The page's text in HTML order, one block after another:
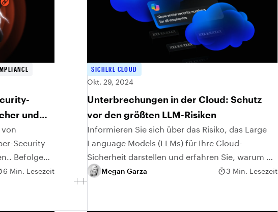
und
Security
Befolgen
Security,
6 Min. Lesezeit
SICHERE CLOUD
Okt. 29, 2024
Unterbrechungen in der Cloud: Schutz
vor den größten LLM-Risiken
Informieren Sie sich über das Risiko, das Large
Language Models (LLMs) für Ihre Cloud-
Sicherheit darstellen und erfahren Sie, warum es
wichtig ist, bei der Einführung neuer
Megan Garza 3 Min. Lesezeit